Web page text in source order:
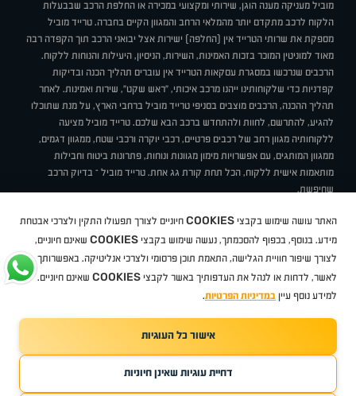
מוביל מעניקה מענה הוגן, שירותי ומקצועי במכירה או החלפת הרכב שבבעלות
הלקוח לרכב מתקדם יותר מהמלאי הרחב והמגוון הקיים בחברה. טרייד מוביל
מספקת את שרותי הטרייד אין (החלפה) ישירות אצל יבואני הרכב תוך הקפדה רבה
מאוד למוניטין המוכר בזכות האמינות, השירות, הניסיון, היעילות והנוחות ללקוח.
הרכבים שנרכשו במסגרת עסקאות הטרייד אין עוברים תהליך הכנה ובדיקות
קפדניות כדי שלקוחותינו ייהנו מרכב איכותי, "ראש שקט", שירות ואמינות. לאחר
תהליך ההכנה, הרכבים מוצבים בסניפי טרייד מוביל ברחבי הארץ, על מנת שתוכלו
להגיע, להתרשם, לחוות ולהתחדש ברכב הבא שלכם. טרייד מוביל מציעה
ללקוחותיה מגוון רחב של רכבים פרטיים, רכבי יוקרה ורכבי שטח, ממגוון דגמים,
ממגוון המותגים, עם אפשרויות מימון מגוונות ונוחות, פתרונות ביטוח וחבילות
מותאמות אישית ללקוח, הכל תחת קורת גג אחת. טרייד מוביל – בדיוק הרכב
שחיפשת.
תקנוןBUY BACKמבצעיםמגזין טרייד מובילאיך זה עובד? דרושים
ניהול העדפות עוגיות
סיטרואן אופלפיג'וMG
Geelyמזדהבי ווי דיצ'רי טסלהניסאןטויוטהדאצ'יהפולקסווגןטסלהג'יפ
ב מ וולקסוסאאודיסקודהיונדאירנושברולט
TradeMobile instagram
TradeMobile youtube
TradeMobile facebook
כל הזכויות שמורות טרייד מוביל2026
האתר עושה שימוש בקבצי COOKIES חיוניים לצורך תפעולו התקין ולצרכי אבטחת
מידע. בנוסף, בכפוף להסכמתך, נעשה שימוש בקבצי COOKIES שאינם חיוניים,
לצורך שיפור חוויית הגלישה, התאמת תוכן פרסומי ולצרכי אנליטיקה. באפשרותך
לאשר, לדחות או לנהל את העדפותיך באשר לקבצי COOKIES שאינם חיוניים.
למידע נוסף עיין במדיניות הפרטיות.
אישור כל העוגיות
דחיית עוגיות שאינן חיוניות